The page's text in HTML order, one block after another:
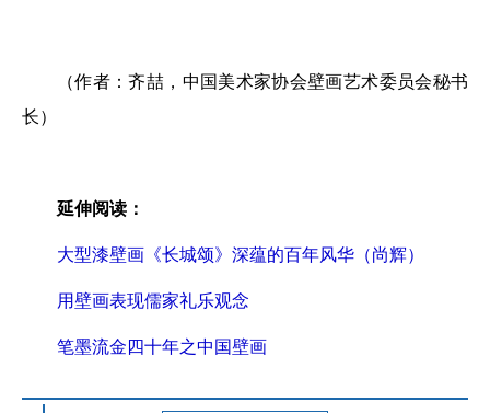
（作者：齐喆，中国美术家协会壁画艺术委员会秘书
长）
延伸阅读：
大型漆壁画《长城颂》深蕴的百年风华（尚辉）
用壁画表现儒家礼乐观念
笔墨流金四十年之中国壁画